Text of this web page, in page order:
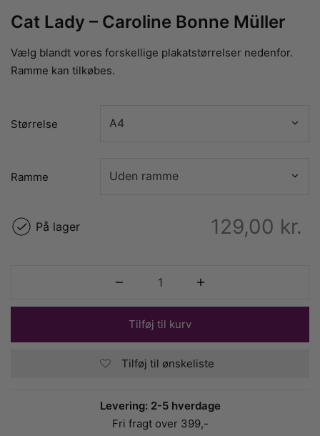
Cat Lady – Caroline Bonne Müller
Vælg blandt vores forskellige plakatstørrelser nedenfor.
Ramme kan tilkøbes.
Størrelse
Ramme
129,00 kr.
På lager
Tilføj til kurv
Tilføj til ønskeliste
Levering: 2-5 hverdage
Fri fragt over 399,-